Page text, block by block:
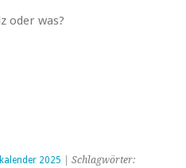
oder was?
2025 | Schlagwörter: